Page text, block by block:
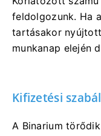
feldolgozunk. Ha
tartásakor
munkanap elején
Kifizetési
A Binarium